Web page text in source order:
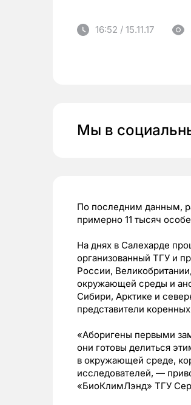
16:52 / 15.11.17
Мы в
По последним данным,
примерно 11 тысяч
На днях в Салехарде
организованный ТГУ и
России,
окружающей среды и
Сибири, Арктике и
представители
«Аборигены первыми
они готовы делиться
в окружающей среде,
исследователей, —
«БиоКлимЛэнд» ТГУ